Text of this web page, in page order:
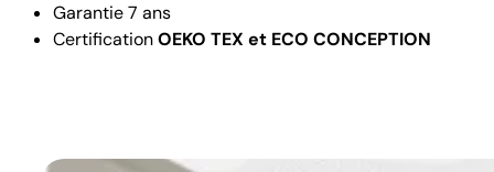
Garantie 7 ans
CertificationOEKO TEX et ECO CONCEPTION